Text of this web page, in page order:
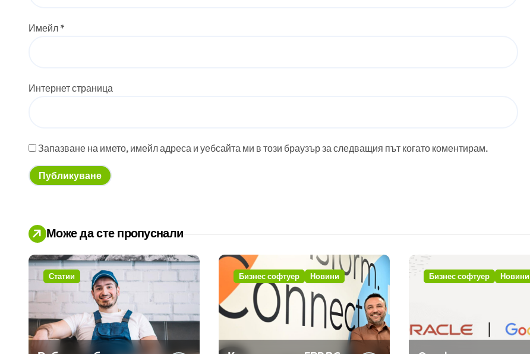
Имейл *
Интернет страница
Запазване на името, имейл адреса и уебсайта ми в този браузър за следващия път когато коментирам.
Може да сте пропуснали
Статии Бизнес софтуер Новини Бизнес софтуер Новини